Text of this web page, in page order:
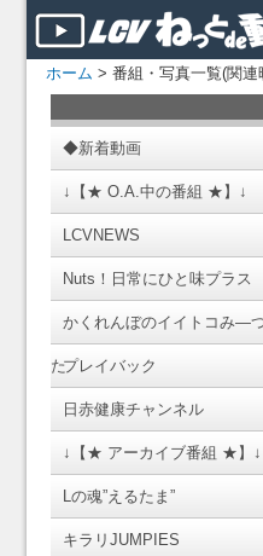
ホーム > 番組・写真一覧(関連
◆新着動画
↓【★ O.A.中の番組 ★】↓
LCVNEWS
Nuts！日常にひと味プラス
かくれんぼのイイトコみ―
たプレイバック
日赤健康チャンネル
↓【★ アーカイブ番組 ★】↓
Lの魂”えるたま”
キラリJUMPIES